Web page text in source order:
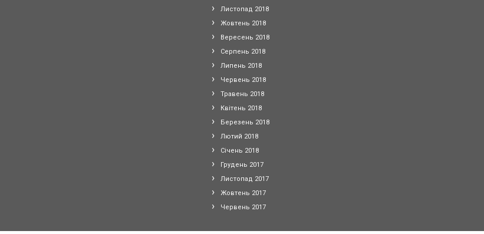
Листопад 2018
Жовтень 2018
Вересень 2018
Серпень 2018
Липень 2018
Червень 2018
Травень 2018
Квітень 2018
Березень 2018
Лютий 2018
Січень 2018
Грудень 2017
Листопад 2017
Жовтень 2017
Червень 2017